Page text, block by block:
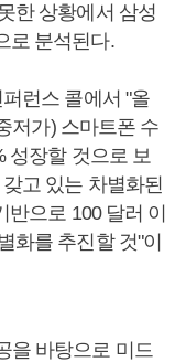
한 상황에서 삼성
로 분석된다.
런스 콜에서 "올
저가) 스마트폰 수
성장할 것으로 보
고 있는 차별화된
으로 100 달러 이
화를 추진할 것"이
을 바탕으로 미드